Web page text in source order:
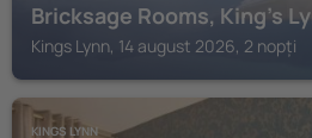
Bricksage Rooms, King's
Kings Lynn, 14 august 2026, 2 nopți
KINGS LYNN